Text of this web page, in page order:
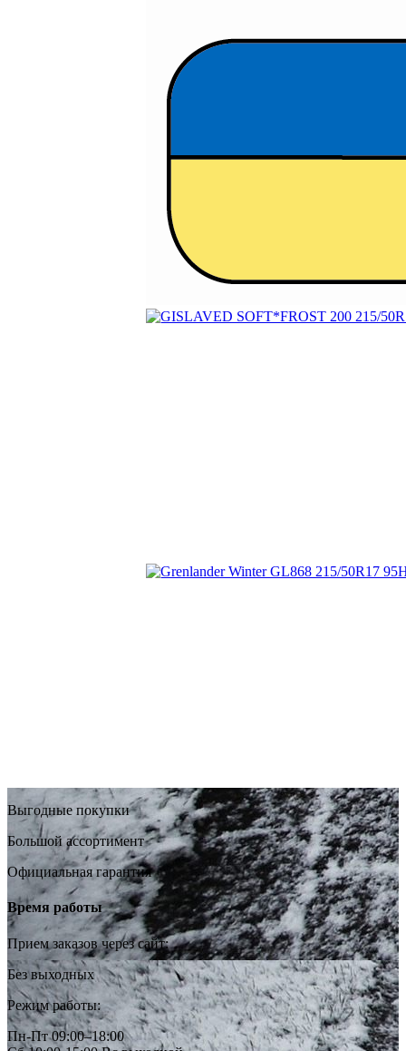
Выгодные покупки
Большой ассортимент
Официальная гарантия
Время работы
Прием заказов через сайт:
Без выходных
Режим работы:
Пн-Пт 09:00–18:00